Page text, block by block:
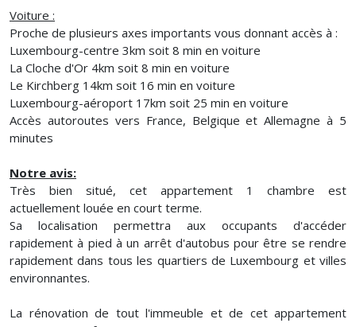
Voiture :
Proche de plusieurs axes importants vous donnant accès à :
Luxembourg-centre 3km soit 8 min en voiture
La Cloche d'Or 4km soit 8 min en voiture
Le Kirchberg 14km soit 16 min en voiture
Luxembourg-aéroport 17km soit 25 min en voiture
Accès autoroutes vers France, Belgique et Allemagne à 5
minutes
Notre avis:
Très bien situé, cet appartement 1 chambre est
actuellement louée en court terme.
Sa localisation permettra aux occupants d'accéder
rapidement à pied à un arrêt d'autobus pour être se rendre
rapidement dans tous les quartiers de Luxembourg et villes
environnantes.
La rénovation de tout l'immeuble et de cet appartement